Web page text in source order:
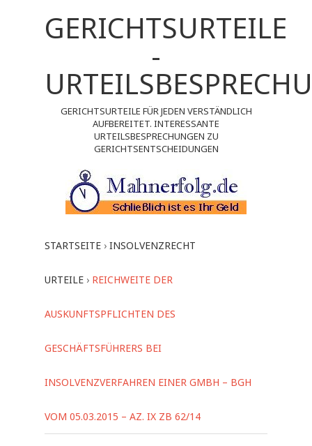
GERICHTSURTEILE
-
GERICHTSURTEILE FÜR JEDEN VERSTÄNDLICH
AUFBEREITET. INTERESSANTE
URTEILSBESPRECHUNGEN ZU
GERICHTSENTSCHEIDUNGEN
STARTSEITE › INSOLVENZRECHT
URTEILE › REICHWEITE DER
AUSKUNFTSPFLICHTEN DES
GESCHÄFTSFÜHRERS BEI
INSOLVENZVERFAHREN EINER GMBH – BGH
VOM 05.03.2015 – AZ. IX ZB 62/14